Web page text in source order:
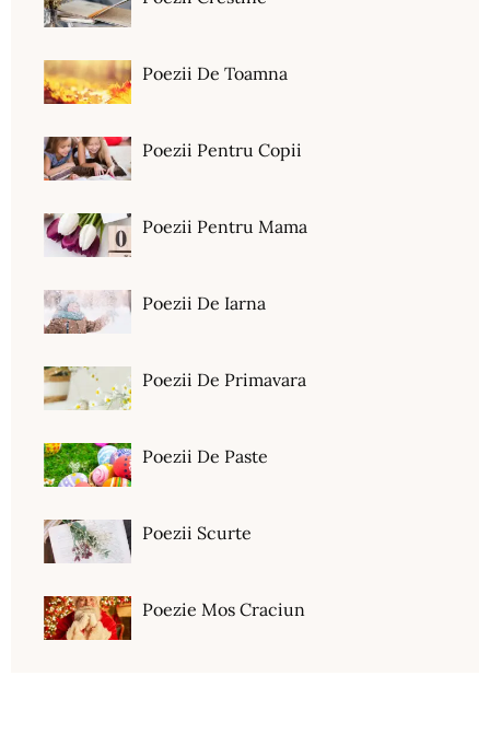
Poezii De Toamna
Poezii Pentru Copii
Poezii Pentru Mama
Poezii De Iarna
Poezii De Primavara
Poezii De Paste
Poezii Scurte
Poezie Mos Craciun